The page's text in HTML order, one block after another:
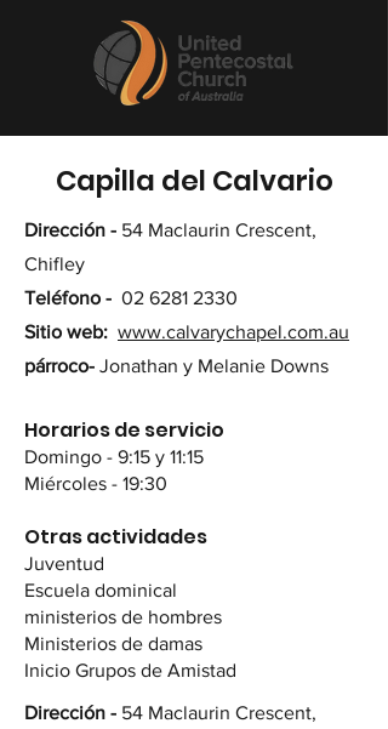
Capilla del Calvario
Dirección - 54 Maclaurin Crescent,
Chifley
Teléfono - 02 6281 2330
Sitio web: www.calvarychapel.com.au
párroco- Jonathan y Melanie Downs
Horarios de servicio
Domingo - 9:15 y 11:15
Miércoles - 19:30
Otras actividades
Juventud
Escuela dominical
ministerios de hombres
Ministerios de damas
Inicio Grupos de Amistad
Dirección - 54 Maclaurin Crescent,